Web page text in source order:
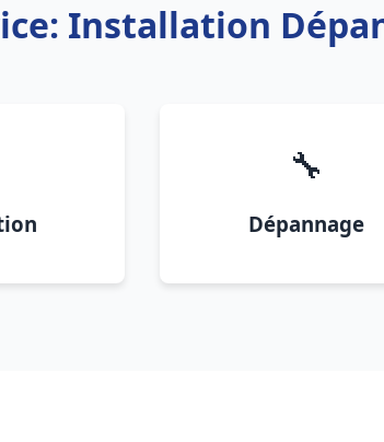
Installation
🔧
Dépannage